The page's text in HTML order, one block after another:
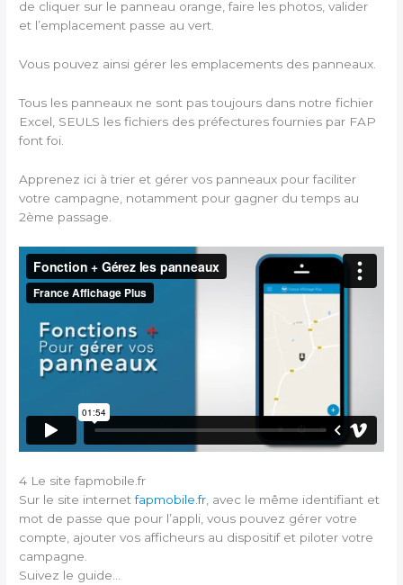
de cliquer sur le panneau orange, faire les photos, valider
et l’emplacement passe au vert.
Vous pouvez ainsi gérer les emplacements des panneaux.
Tous les panneaux ne sont pas toujours dans notre fichier
Excel, SEULS les fichiers des préfectures fournies par FAP
font foi.
Apprenez ici à trier et gérer vos panneaux pour faciliter
votre campagne, notamment pour gagner du temps au
2ème passage.
4 Le site fapmobile.fr
Sur le site internetfapmobile.fr , avec le même identifiant et
mot de passe que pour l’appli, vous pouvez gérer votre
compte, ajouter vos afficheurs au dispositif et piloter votre
campagne.
Suivez le guide…